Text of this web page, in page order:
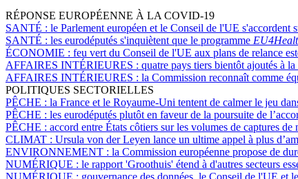
RÉPONSE EUROPÉENNE À LA COVID-19
SANTÉ : le Parlement européen et le Conseil de l'UE s'accordent
SANTÉ : les eurodéputés s'inquiètent que le programme
ÉCONOMIE : feu vert du Conseil de l'UE aux plans de relance
AFFAIRES INTÉRIEURES : quatre pays tiers bientôt ajoutés à
AFFAIRES INTÉRIEURES : la Commission reconnaît comme
POLITIQUES SECTORIELLES
PÊCHE : la France et le Royaume-Uni tentent de calmer le jeu
PÊCHE : les eurodéputés plutôt en faveur de la poursuite de
PÊCHE : accord entre États côtiers sur les volumes de captures
CLIMAT : Ursula von der Leyen lance un ultime appel à plus
ENVIRONNEMENT : la Commission européenne propose de
NUMÉRIQUE : le rapport 'Groothuis' étend à d'autres secteurs
NUMÉRIQUE : gouvernance des données, le Conseil de l'UE et